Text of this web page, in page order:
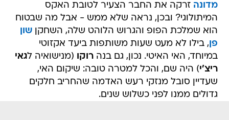
מדונה זרקה את החבר הצעיר לטובת האקס
המיתולוגי? ובכן, נראה שלא ממש - אבל מה שבטוח
הוא שמלכת הפופ והגרוש הלוהט שלה, השחקןשון
פן, בילו לא מעט שעות משותפות ביעד אקזוטי
במיוחד, האי האיטי. נכון, גם בנהרוקו (מנישואיה לגאי
ריצ'י) היה שם, והכל למטרה טובה: שיקום האי,
שעדיין סובל מנזקי רעש האדמה שהחריב חלקים
גדולים ממנו לפני כשלוש שנים.